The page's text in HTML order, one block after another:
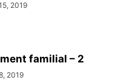
2019
familial – 2
2019